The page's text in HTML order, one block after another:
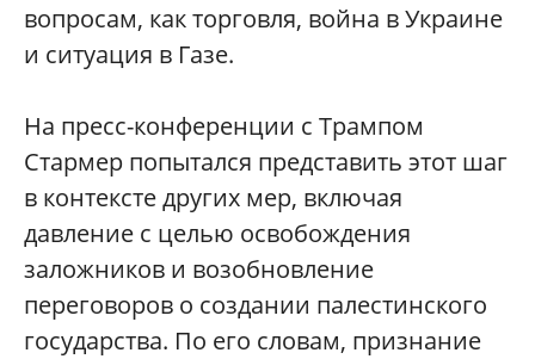
вопросам, как торговля, война в Украине
и ситуация в Газе.
На пресс-конференции с Трампом
Стармер попытался представить этот шаг
в контексте других мер, включая
давление с целью освобождения
заложников и возобновление
переговоров о создании палестинского
государства. По его словам, признание